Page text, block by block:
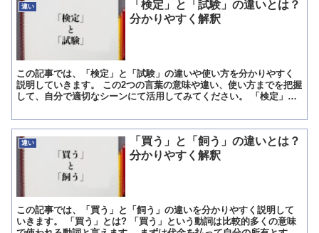
違い
「検定」と「試験」の違いとは？
分かりやすく解釈
この記事では、「検定」と「試験」の違いや使い方を分かりやすく
説明していきます。 この2つの言葉の意味や違い、使い方までを把握
して、自分で適切なシーンにて活用してみてください。 「検定」と
違い
「買う」と「飼う」の違いとは？
分かりやすく解釈
この記事では、「買う」と「飼う」の違いを分かりやすく説明して
いきます。 「買う」とは? 「買う」という動詞は比較的多くの意味